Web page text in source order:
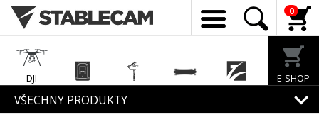
0
E-SHOP
DJI
Enterprise
VŠECHNY PRODUKTY